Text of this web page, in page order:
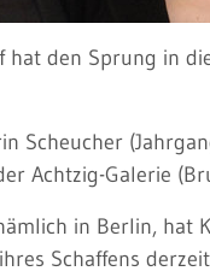
hat den Sprung in
Scheucher
Achtzig-Galerie
in Berlin, hat
Schaffens